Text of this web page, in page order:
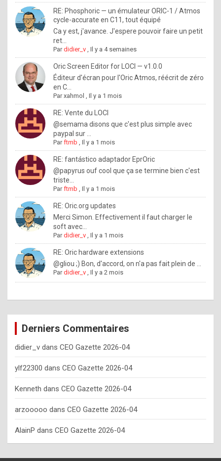
.
I
f
y
o
u
w
a
n
t
o
n
o
w
h
o
w
o
e
y
o
u
s
h
o
RE: Phosphoric — un émulateur ORIC-1 / Atmos
cycle-accurate en C11, tout équipé
Ca y est, j'avance. J'espere pouvoir faire un petit
ret...
Pardidier_v ,Il y a 4 semaines
Oric Screen Editor for LOCI — v1.0.0
Éditeur d'écran pour l'Oric Atmos, réécrit de zéro
en C...
Parxahmol ,Il y a 1 mois
RE: Vente du LOCI
@semama disons que c'est plus simple avec
paypal sur ...
Parftmb ,Il y a 1 mois
RE: fantástico adaptador EprOric
@papyrus ouf cool que ça se termine bien c'est
triste...
Parftmb ,Il y a 1 mois
RE: Oric.org updates
Merci Simon. Effectivement il faut charger le
soft avec...
Pardidier_v ,Il y a 1 mois
RE: Oric hardware extensions
@gliou ;) Bon, d'accord, on n'a pas fait plein de ...
Pardidier_v ,Il y a 2 mois
Derniers Commentaires
didier_v dans CEO Gazette 2026-04
ylf22300 dans CEO Gazette 2026-04
Kenneth dans CEO Gazette 2026-04
arzooooo dans CEO Gazette 2026-04
AlainP dans CEO Gazette 2026-04